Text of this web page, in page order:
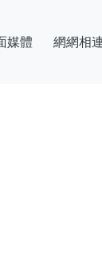
媒體 網網相